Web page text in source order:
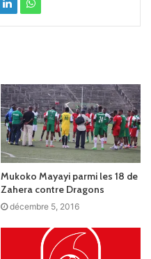
Mukoko Mayayi parmi les 18 de
Zahera contre Dragons
décembre 5, 2016